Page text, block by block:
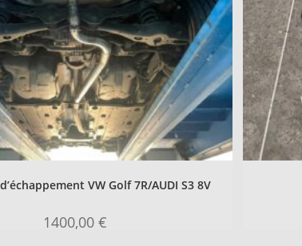
VW Golf 7R/AUDI S3 8V
1400,00€